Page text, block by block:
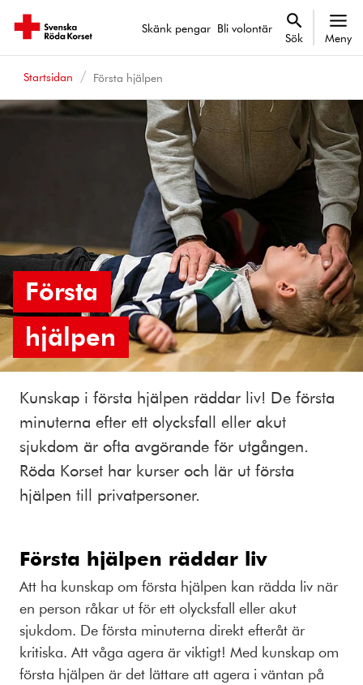
Skänk pengar Bli volontär
Sök Meny
Startsidan Första hjälpen
Första
hjälpen
Kunskap i första hjälpen räddar liv! De första
minuterna efter ett olycksfall eller akut
sjukdom är ofta avgörande för utgången.
Röda Korset har kurser och lär ut första
hjälpen till privatpersoner.
Första hjälpen räddar liv
Att ha kunskap om första hjälpen kan rädda liv när
en person råkar ut för ett olycksfall eller akut
sjukdom. De första minuterna direkt efteråt är
kritiska. Att våga agera är viktigt! Med kunskap om
första hjälpen är det lättare att agera i väntan på